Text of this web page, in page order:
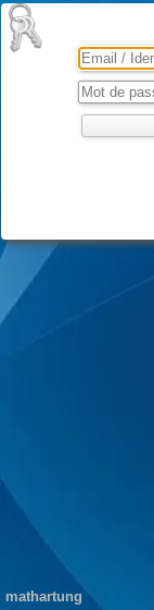
mathartung